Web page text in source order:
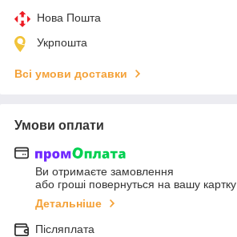
Нова Пошта
Укрпошта
Всі умови доставки
Умови оплати
Ви отримаєте замовлення
або гроші повернуться на вашу картку
Детальніше
Післяплата